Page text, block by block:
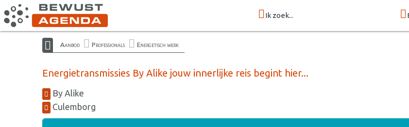
Ik zoek...
Aanbod Professionals Energetisch werk
Energietransmissies By Alike jouw innerlijke reis begint hier...
By Alike
Culemborg